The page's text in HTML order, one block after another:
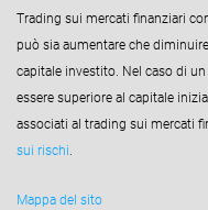
Trading sui mercati finanziari
può sia aumentare che
capitale investito. Nel caso di
essere superiore al capitale
associati al trading sui mercati
sui rischi.
Mappa del sito